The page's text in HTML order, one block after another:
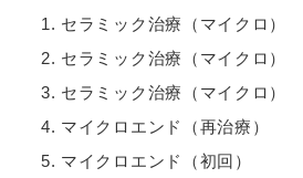
セラミック治療（マイクロ）
セラミック治療（マイクロ）
セラミック治療（マイクロ）
マイクロエンド（再治療）
マイクロエンド（初回）